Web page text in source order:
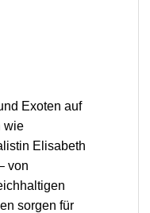
Exoten auf
wie
Elisabeth
von
sorgen für